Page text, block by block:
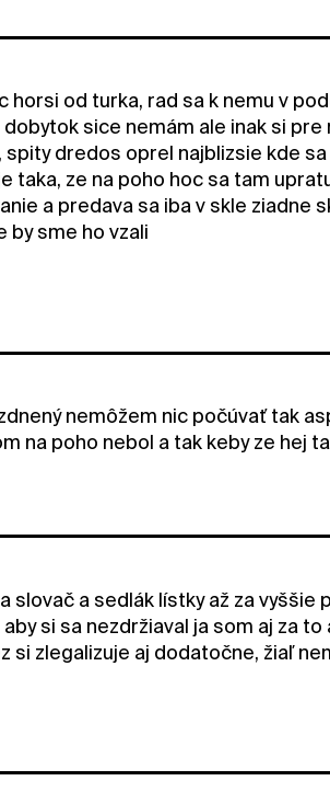
horsi od turka, rad sa k nemu v
sice nemám ale inak si
dredos oprel najblizsie kde
taka, ze na poho hoc sa tam
a predava sa iba v skle ziadne
by sme ho vzali
nemôžem nic počúvať tak
na poho nebol a tak keby ze hej
slovač a sedlák lístky až za
si sa nezdržiaval ja som aj za
si zlegalizuje aj dodatočne, žiaľ